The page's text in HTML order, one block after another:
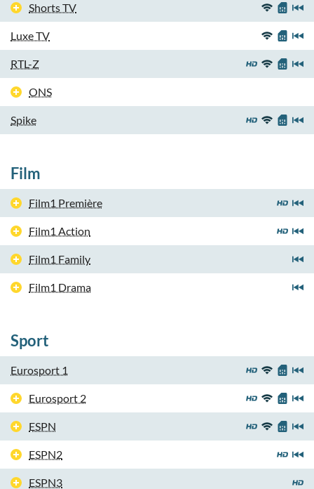
Shorts TV
Luxe TV
RTL-Z
ONS
Spike
Film
Film1 Première
Film1 Action
Film1 Family
Film1 Drama
Sport
Eurosport 1
Eurosport 2
ESPN
ESPN2
ESPN3